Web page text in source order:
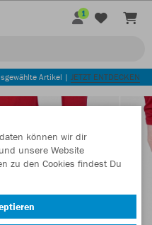
1
Artikel | JETZT ENTDECKEN
können wir dir
unsere Website
zu den Cookies findest Du